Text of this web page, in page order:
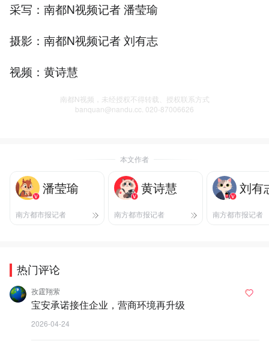
采写：南都N视频记者 潘莹瑜
摄影：南都N视频记者 刘有志
视频：黄诗慧
南都N视频，未经授权不得转载、授权联系方式
banquan@nandu.cc. 020-87006626
本文作者
潘莹瑜
南方都市报记者
黄诗慧
南方都市报记者
刘有
南方都市报记者
热门评论
孜霆翔萦
宝安承诺接住企业，营商环境再升级
2026-04-24